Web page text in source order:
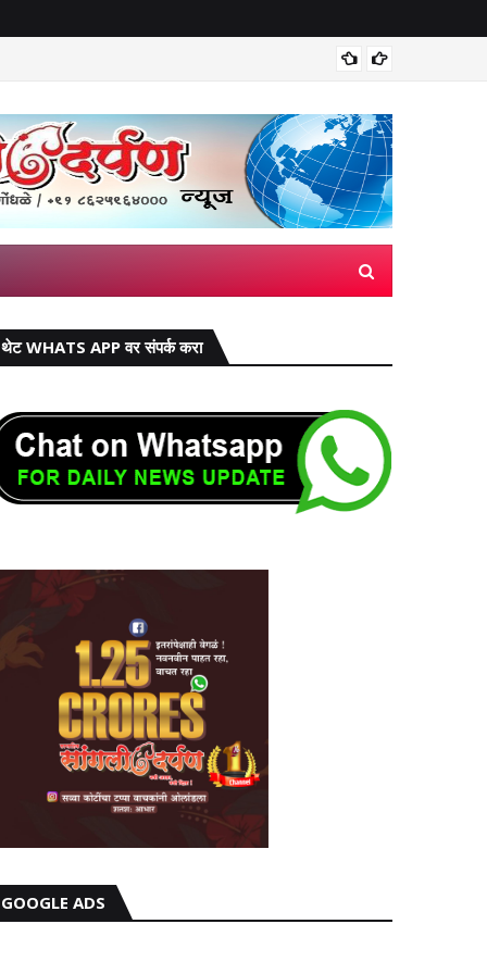
थेट WHATS APP वर संपर्क करा
GOOGLE ADS